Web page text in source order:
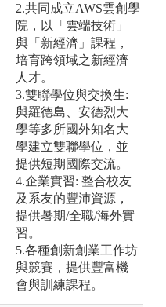
2.共同成立AWS雲創學
院，以「雲端技術」
與「新經濟」課程，
培育跨領域之新經濟
人才。
3.雙聯學位與交換生:
與羅德島、安德烈大
學等多所國外知名大
學建立雙聯學位，並
提供短期國際交流。
4.企業實習: 整合校友
及系友的豐沛資源，
提供暑期/全職/海外實
習。
5.各種創新創業工作坊
與競賽，提供豐富機
會與訓練課程。